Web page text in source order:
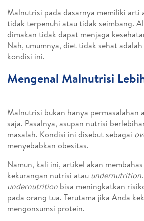
Malnutrisi pada dasarnya memiliki arti
tidak terpenuhi atau tidak seimbang.
dimakan tidak dapat menjaga
Nah, umumnya, diet tidak sehat
kondisi ini.
Mengenal Malnutrisi
Malnutrisi bukan hanya permasalahan
saja. Pasalnya, asupan nutrisi
masalah. Kondisi ini disebut sebagai
menyebabkan obesitas.
Namun, kali ini, artikel akan
kekurangan nutrisi atau undernutrition
undernutrition bisa meningkatkan
pada orang tua. Terutama jika Anda
mengonsumsi protein.